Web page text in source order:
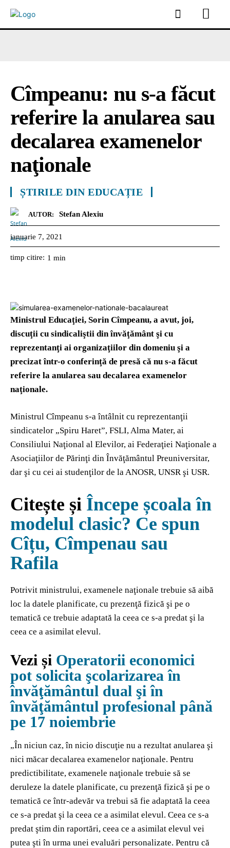
Cîmpeanu: nu s-a făcut
referire la anularea sau
decalarea examenelor
naţionale
ȘTIRILE DIN EDUCAȚIE
AUTOR: Stefan Alexiu
ianuarie 7, 2021
timp citire: 1 min
Ministrul Educaţiei, Sorin Cîmpeanu, a avut, joi,
discuţii cu sindicaliştii din învăţământ şi cu
reprezentanţi ai organizaţiilor din domeniu şi a
precizat într-o conferinţă de presă că nu s-a făcut
referire la anularea sau decalarea examenelor
naţionale.
Ministrul Cîmpeanu s-a întâlnit cu reprezentanţii
sindicatelor „Spiru Haret”, FSLI, Alma Mater, ai
Consiliului Naţional al Elevilor, ai Federaţiei Naţionale a
Asociaţiilor de Părinţi din Învăţământul Preuniversitar,
dar şi cu cei ai studenţilor de la ANOSR, UNSR şi USR.
Citește și Începe școala în
modelul clasic? Ce spun
Cîțu, Cîmpenau sau
Rafila
Potrivit ministrului, examenele naţionale trebuie să aibă
loc la datele planificate, cu prezenţă fizică şi pe o
tematică ce trebuie adaptată la ceea ce s-a predat şi la
ceea ce a asimilat elevul.
Vezi și Operatorii economici
pot solicita şcolarizarea în
învăţământul dual şi în
învăţământul profesional până
pe 17 noiembrie
„În niciun caz, în nicio discuţie nu a rezultat anularea şi
nici măcar decalarea examenelor naţionale. Pentru
predictibilitate, examenele naţionale trebuie să se
deruleze la datele planificate, cu prezenţă fizică şi pe o
tematică ce într-adevăr va trebui să fie adaptată la ceea
ce s-a predat şi la ceea ce a asimilat elevul. Ceea ce s-a
predat ştim din raportări, ceea ce a asimilat elevul vei
putea şti în urma unei evaluări personalizate. Pentru că